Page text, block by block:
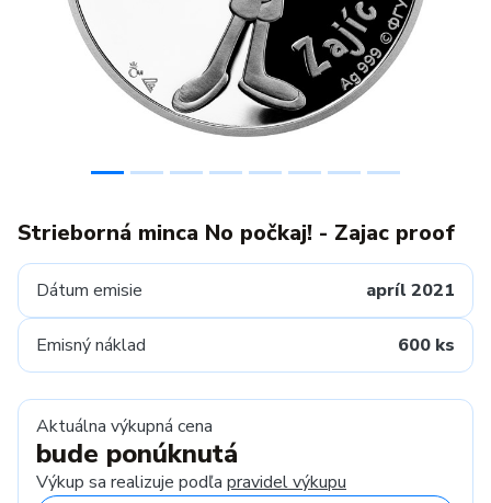
Strieborná minca No počkaj! - Zajac proof
Dátum emisie apríl 2021
Emisný náklad 600 ks
Aktuálna výkupná cena
bude ponúknutá
Výkup sa realizuje podľa pravidel výkupu